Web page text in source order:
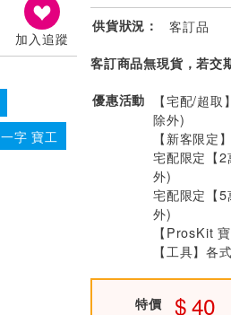
加入追蹤
一字 寶工
供貨狀況： 客訂品
客訂商品無現貨，若交
優惠活動
【宅配/超
除外)
【新客限定
宅配限定【
外)
宅配限定【
外)
【ProsKit
【工具】各
特價 40